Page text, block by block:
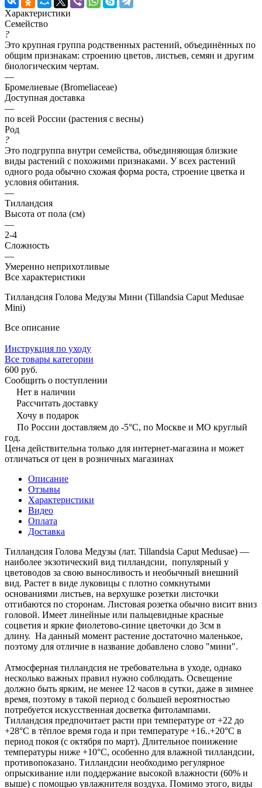
Характеристики
Семейство
?
Это крупная группа родственных растений, объединённых по
общим признакам: строению цветов, листьев, семян и другим
биологическим чертам.
—
Бромелиевые (Bromeliaceae)
Доступная доставка
—
по всей России (растения с весны)
Род
?
Это подгруппа внутри семейства, объединяющая близкие
виды растений с похожими признаками. У всех растений
одного рода обычно схожая форма роста, строение цветка и
условия обитания.
—
Тилландсия
Высота от пола (см)
—
2-4
Сложность
—
Умеренно неприхотливые
Все характеристики
Тилландсия Голова Медузы Мини (Tillandsia Caput Medusae
Mini)
Все описание
Инструкция по уходу
Все товары категории
600 руб.
Сообщить о поступлении
Нет в наличии
Рассчитать доставку
Хочу в подарок
По России доставляем до -5°C, по Москве и МО круглый
год.
Цена действительна только для интернет-магазина и может
отличаться от цен в розничных магазинах
Описание
Отзывы
Характеристики
Видео
Оплата
Доставка
Тилландсия Голова Медузы (лат. Tillandsia Caput Medusae) —
наиболее экзотический вид тилландсии, популярный у
цветоводов за свою выносливость и необычный внешний
вид. Растет в виде луковицы с плотно сомкнутыми
основаниями листьев, на верхушке розетки листочки
отгибаются по сторонам. Листовая розетка обычно висит вниз
головой. Имеет линейные или пальцевидные красные
соцветия и яркие фиолетово-синие цветочки до 3см в
длину. На данный момент растение достаточно маленькое,
поэтому для отличие в название добавлено слово "мини".
Атмосферная тилландсия не требовательна в уходе, однако
несколько важных правил нужно соблюдать. Освещение
должно быть ярким, не менее 12 часов в сутки, даже в зимнее
время, поэтому в такой период с большей вероятностью
потребуется искусственная досветка фитолампами.
Тилландсия предпочитает расти при температуре от +22 до
+28°С в тёплое время года и при температуре +16..+20°С в
период покоя (с октября по март). Длительное понижение
температуры ниже +10°С, особенно для влажной тилландсии,
противопоказано. Тилландсии необходимо регулярное
опрыскивание или поддержание высокой влажности (60% и
выше) с помощью увлажнителя воздуха. Помимо этого, виды